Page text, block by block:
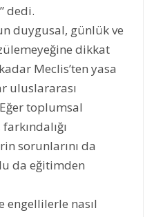
dedi.
duygusal, günlük ve
dikkat
Meclis’ten yasa
uluslararası
toplumsal
sorunlarını da
da eğitimden
nasıl